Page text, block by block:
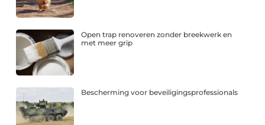
Open trap renoveren zonder breekwerk en
met meer grip
Bescherming voor beveiligingsprofessionals